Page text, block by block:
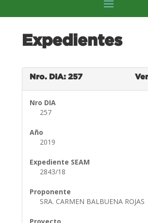
Expedientes
Nro. DIA: 257
Nro DIA
257
Año
2019
Expediente SEAM
2843/18
Proponente
SRA. CARMEN BALBUENA ROJAS